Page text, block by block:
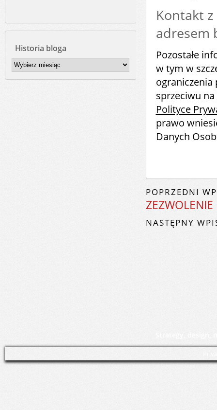
Kontakt
adresem
Pozostałe
w tym w
ograniczenia
sprzeciwu
Polityce
prawo
Danych
POPRZEDNI
NASTĘPNY
Historia bloga
Historia
bloga